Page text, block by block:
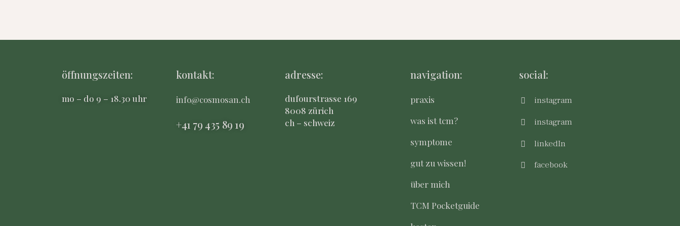
öffnungszeiten:
mo – do 9 – 18.30 uhr
kontakt:
info@cosmosan.ch
+41 79 435 89 19
adresse:
dufourstrasse 169
8008 zürich
ch – schweiz
navigation:
praxis
was ist tcm?
symptome
gut zu wissen!
über mich
TCM Pocketguide
social:
instagram
instagram
linkedIn
facebook